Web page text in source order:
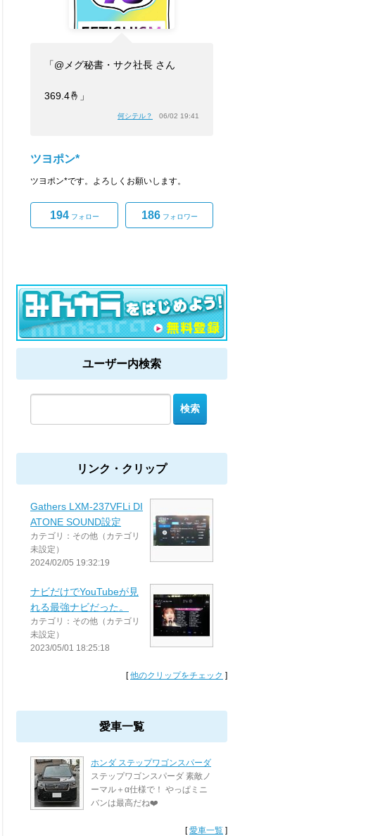
「@メグ秘書・サク社長 さん
369.4🤞」
何シテル？ 06/02 19:41
ツヨポン*
ツヨポン*です。よろしくお願いします。
194フォロー 186フォロワー
ユーザー内検索
リンク・クリップ
Gathers LXM-237VFLi DI
ATONE SOUND設定
カテゴリ：その他（カテゴリ
未設定）
2024/02/05 19:32:19
ナビだけでYouTubeが見
れる最強ナビだった。
カテゴリ：その他（カテゴリ
未設定）
2023/05/01 18:25:18
[他のクリップをチェック ]
愛車一覧
ホンダ ステップワゴンスパーダ
ステップワゴンスパーダ 素敵ノ
ーマル＋α仕様で！ やっぱミニ
バンは最高だね❤️
[愛車一覧 ]